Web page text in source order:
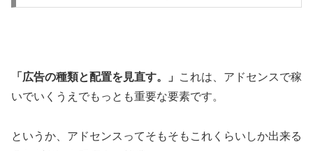
「広告の種類と配置を見直す。」
これは、アドセンスで稼
いでいくうえでもっとも重要な要素です。
というか、アドセンスってそもそもこれくらいしか出来る